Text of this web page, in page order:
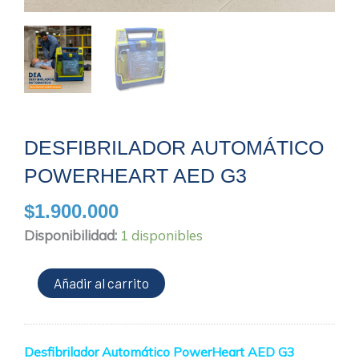
DESFIBRILADOR AUTOMÁTICO
POWERHEART AED G3
$1.900.000
Disponibilidad: 1 disponibles
Desfibrilador
PowerHeart
AED
Añadir al carrito
Desfibrilador Automático PowerHeart AED G3